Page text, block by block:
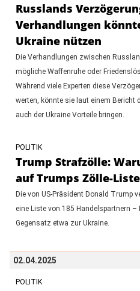
Russlands
Verhandlungen
Ukraine nützen
Die Verhandlungen zwischen
mögliche Waffenruhe oder
Während viele Experten diese
werten, könnte sie laut einem Bericht
auch der Ukraine Vorteile bringen.
POLITIK
Trump Strafzölle:
auf Trumps Zölle-
Die von US-Präsident Donald Trump
eine Liste von 185 Handelspartnern
Gegensatz etwa zur Ukraine.
02.04.2025
POLITIK